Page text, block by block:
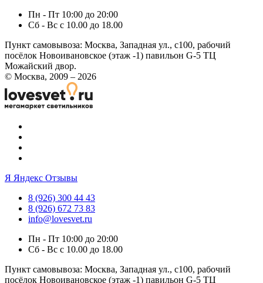
Пн - Пт 10:00 до 20:00
Сб - Вс с 10.00 до 18.00
Пункт самовывоза: Москва, Западная ул., с100, рабочий
посёлок Новоивановское (этаж -1) павильон G-5 ТЦ
Можайский двор.
© Москва, 2009 – 2026
Я Яндекс Отзывы
8 (926) 300 44 43
8 (926) 672 73 83
info@lovesvet.ru
Пн - Пт 10:00 до 20:00
Сб - Вс с 10.00 до 18.00
Пункт самовывоза: Москва, Западная ул., с100, рабочий
посёлок Новоивановское (этаж -1) павильон G-5 ТЦ